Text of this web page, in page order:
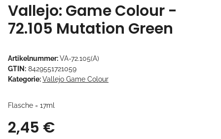
Vallejo: Game Colour -
72.105 Mutation Green
Artikelnummer:VA-72.105(A)
GTIN: 8429551721059
Kategorie:Vallejo Game Colour
Flasche = 17ml
2,45 €